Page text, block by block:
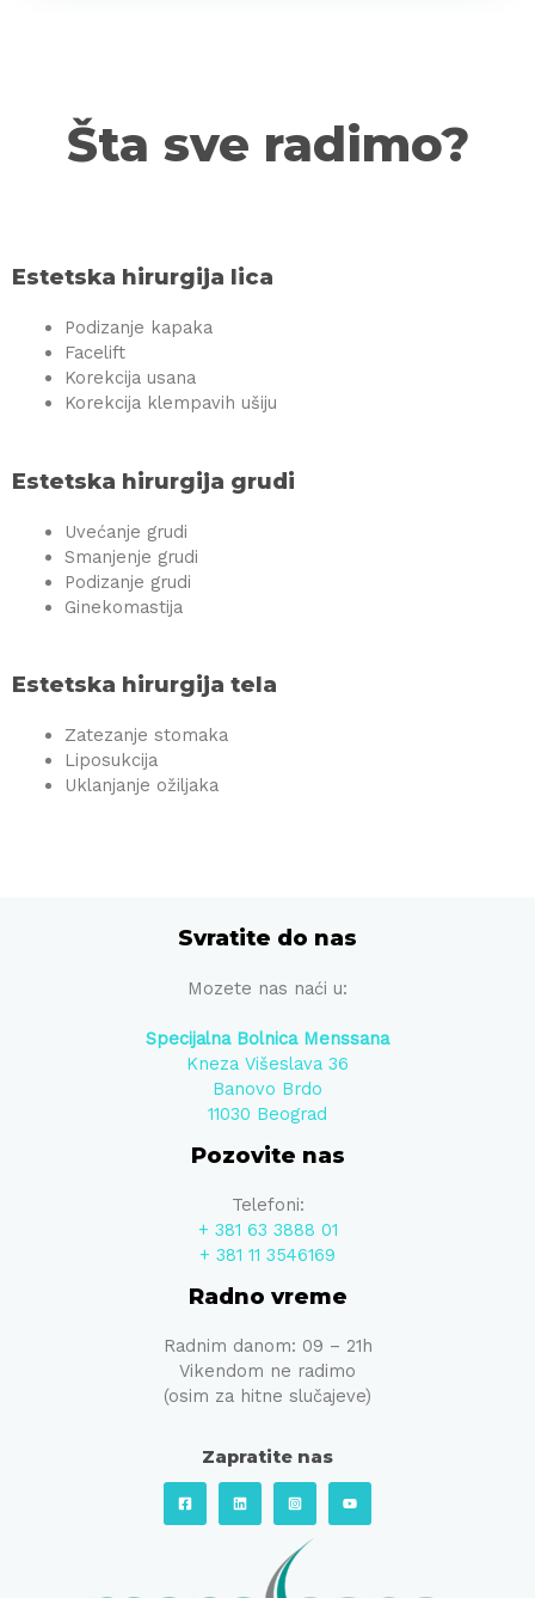
Šta sve radimo?
Estetska hirurgija lica
Podizanje kapaka
Facelift
Korekcija usana
Korekcija klempavih ušiju
Estetska hirurgija grudi
Uvećanje grudi
Smanjenje grudi
Podizanje grudi
Ginekomastija
Estetska hirurgija tela
Zatezanje stomaka
Liposukcija
Uklanjanje ožiljaka
Svratite do nas
Mozete nas naći u:
Specijalna Bolnica Menssana
Kneza Višeslava 36
Banovo Brdo
11030 Beograd
Pozovite nas
Telefoni:
+ 381 63 3888 01
+ 381 11 3546169
Radno vreme
Radnim danom: 09 – 21h
Vikendom ne radimo
(osim za hitne slučajeve)
Zapratite nas